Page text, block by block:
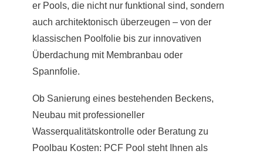
er Pools, die nicht nur funktional sind, sondern
auch architektonisch überzeugen – von der
klassischen Poolfolie bis zur innovativen
Überdachung mit Membranbau oder
Spannfolie.
Ob Sanierung eines bestehenden Beckens,
Neubau mit professioneller
Wasserqualitätskontrolle oder Beratung zu
Poolbau Kosten: PCF Pool steht Ihnen als